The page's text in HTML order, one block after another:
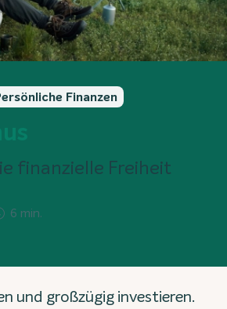
Finanzen
finanzielle Freiheit
6 min.
und großzügig investieren.